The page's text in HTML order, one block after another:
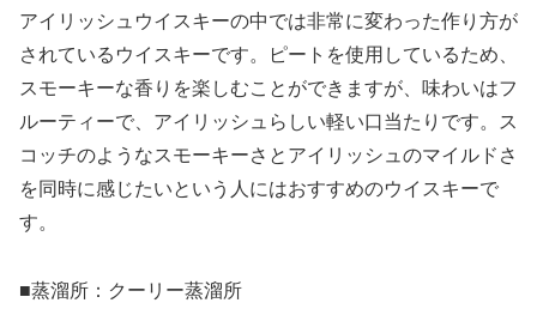
アイリッシュウイスキーの中では非常に変わった作り方が
されているウイスキーです。ピートを使用しているため、
スモーキーな香りを楽しむことができますが、味わいはフ
ルーティーで、アイリッシュらしい軽い口当たりです。ス
コッチのようなスモーキーさとアイリッシュのマイルドさ
を同時に感じたいという人にはおすすめのウイスキーで
す。
■蒸溜所：クーリー蒸溜所